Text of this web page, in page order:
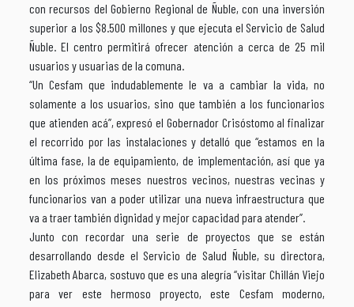
con recursos del Gobierno Regional de Ñuble, con una inversión
superior a los $8.500 millones y que ejecuta el Servicio de Salud
Ñuble. El centro permitirá ofrecer atención a cerca de 25 mil
usuarios y usuarias de la comuna.
“Un Cesfam que indudablemente le va a cambiar la vida, no
solamente a los usuarios, sino que también a los funcionarios
que atienden acá”, expresó el Gobernador Crisóstomo al finalizar
el recorrido por las instalaciones y detalló que “estamos en la
última fase, la de equipamiento, de implementación, así que ya
en los próximos meses nuestros vecinos, nuestras vecinas y
funcionarios van a poder utilizar una nueva infraestructura que
va a traer también dignidad y mejor capacidad para atender”.
Junto con recordar una serie de proyectos que se están
desarrollando desde el Servicio de Salud Ñuble, su directora,
Elizabeth Abarca, sostuvo que es una alegría “visitar Chillán Viejo
para ver este hermoso proyecto, este Cesfam moderno,